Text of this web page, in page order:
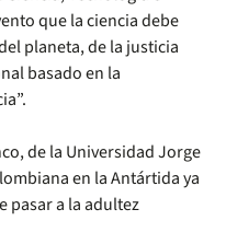
que la ciencia debe
planeta, de la justicia
basado en la
de la Universidad Jorge
en la Antártida ya
pasar a la adultez